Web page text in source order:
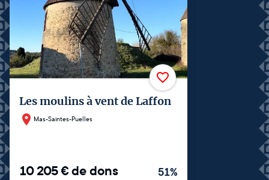
Les moulins à vent de Laffon
Mas-Saintes-Puelles
10 205€de dons 51%